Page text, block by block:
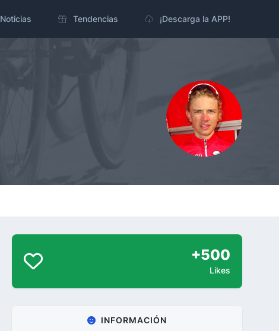
Noticias Tendencias ¡Descarga la APP!
+500
Likes
INFORMACIÓN